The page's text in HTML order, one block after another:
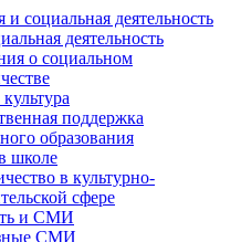
социальная деятельность
деятельность
о социальном
поддержка
образования
школе
в культурно-
сфере
и СМИ
СМИ